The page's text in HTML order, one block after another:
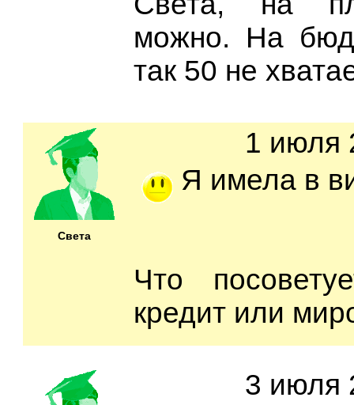
можно. На
так 50 не
Света
1 июля
Я имела в
Что
кредит или
3 июля